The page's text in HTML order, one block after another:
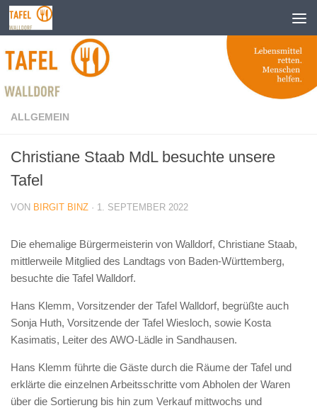
Zum Inhalt springen
ALLGEMEIN
Christiane Staab MdL besuchte unsere
Tafel
VON BIRGIT BINZ · 1. SEPTEMBER 2022
Die ehemalige Bürgermeisterin von Walldorf, Christiane Staab,
mittlerweile Mitglied des Landtags von Baden-Württemberg,
besuchte die Tafel Walldorf.
Hans Klemm, Vorsitzender der Tafel Walldorf, begrüßte auch
Sonja Huth, Vorsitzende der Tafel Wiesloch, sowie Kosta
Kasimatis, Leiter des AWO-Lädle in Sandhausen.
Hans Klemm führte die Gäste durch die Räume der Tafel und
erklärte die einzelnen Arbeitsschritte vom Abholen der Waren
über die Sortierung bis hin zum Verkauf mittwochs und